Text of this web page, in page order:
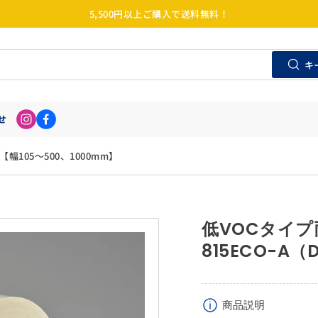
5,500円以上ご購入で送料無料！
キ
105〜500、1000mm】
低VOCタイ
815ECO-A（
商品説明